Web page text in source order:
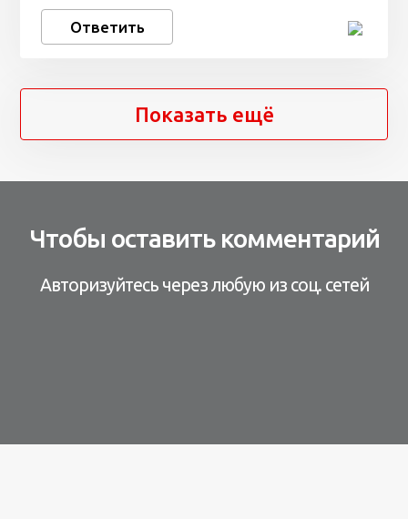
Ответить
Показать ещё
Чтобы оставить комментарий
Авторизуйтесь через любую из соц. сетей